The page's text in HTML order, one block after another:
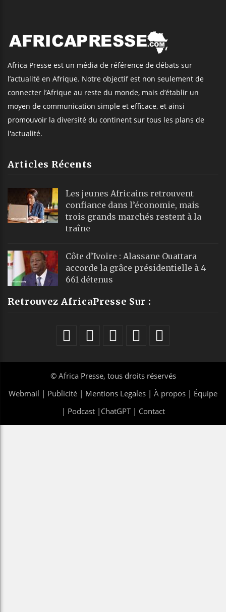
Africa Presse est un média de référence de débats sur
l’actualité en Afrique. Notre objectif est non seulement de
connecter l’Afrique au reste du monde, mais d’établir un
moyen de communication simple et efficace, et ainsi
promouvoir la diversité du continent sur tous les plans de
l'actualité.
Articles Récents
Les jeunes Africains retrouvent
confiance dans l’économie, mais
trois grands marchés restent à la
traîne
Côte d’Ivoire : Alassane Ouattara
accorde la grâce présidentielle à 4
661 détenus
Retrouvez AfricaPresse Sur :
© Africa Presse, tous droits réservés
Webmail | Publicité | Mentions Legales | À propos | Équipe
| Podcast| ChatGPT| Contact